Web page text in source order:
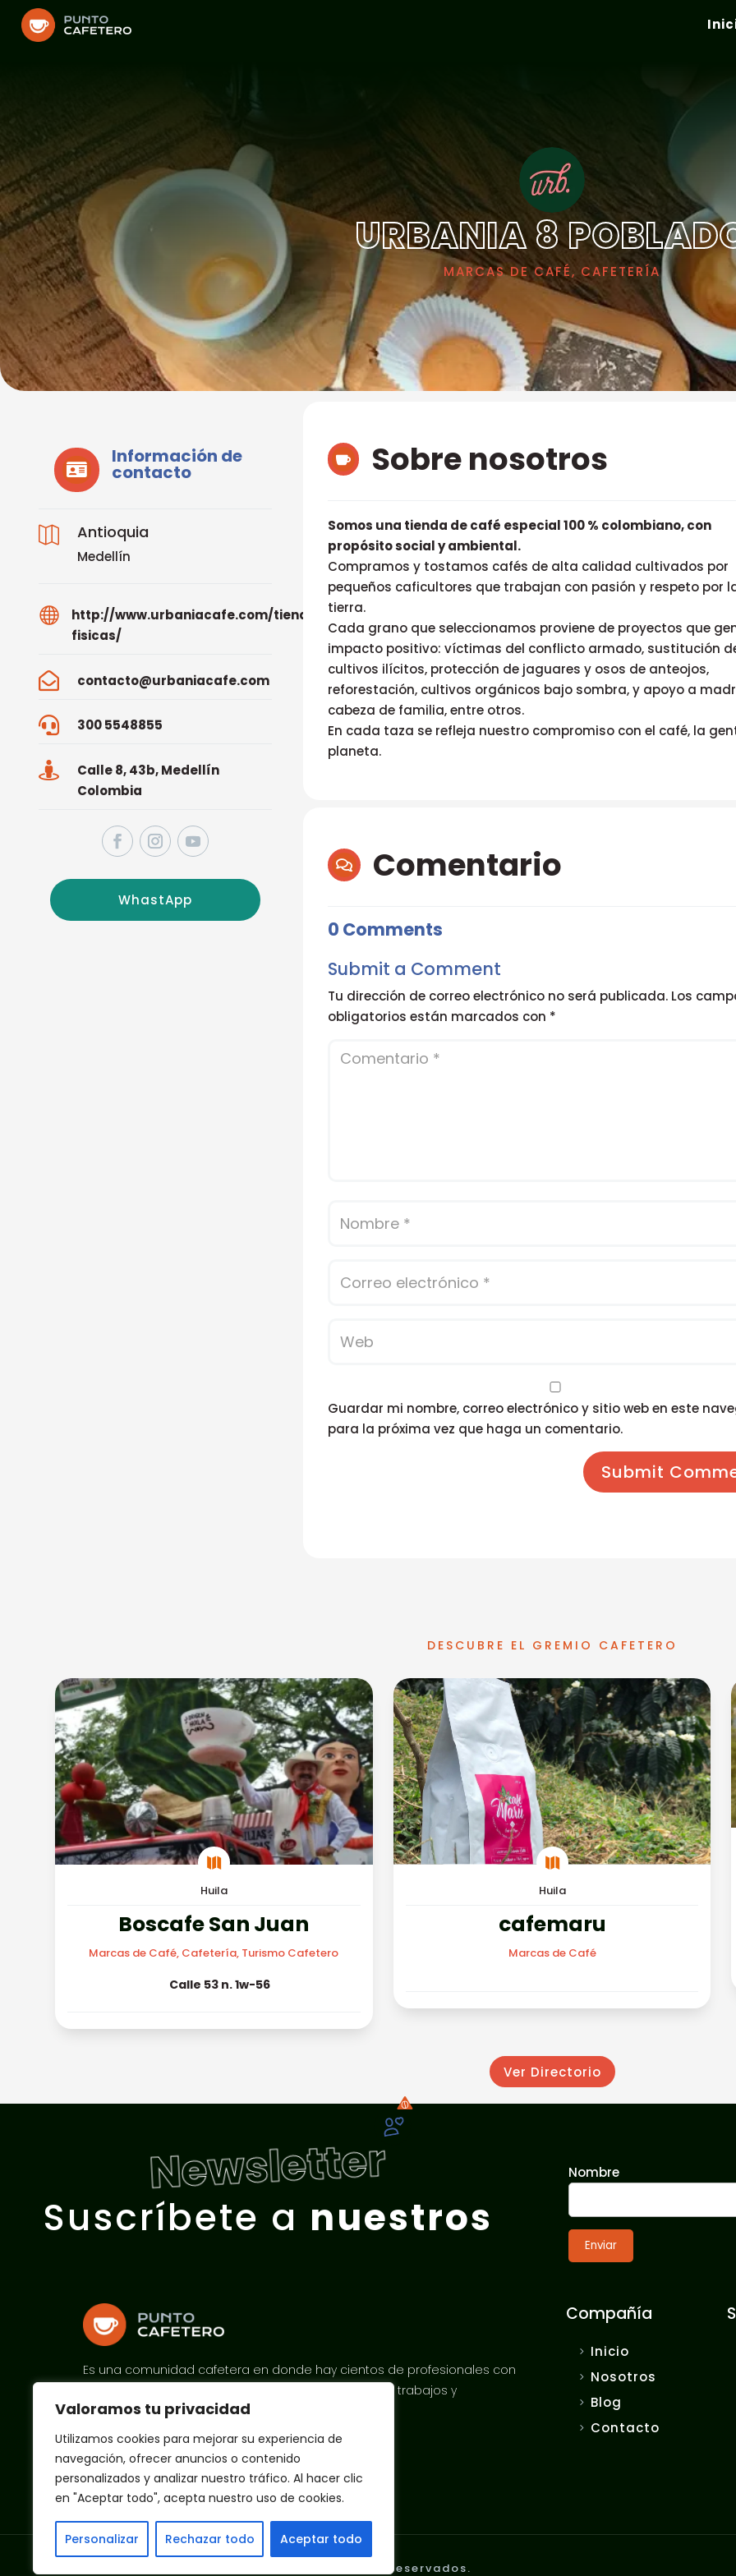
Valoramos tu privacidad
Utilizamos cookies para mejorar su experiencia de
navegación, ofrecer anuncios o contenido
personalizados y analizar nuestro tráfico. Al hacer clic
en "Aceptar todo", acepta nuestro uso de cookies.
Personalizar Rechazar todo Aceptar todo
URBANIA 8
MARCAS DE CAFÉ, CAFETERÍA

Información de
contacto
 Antioquia
Medellín

http://www.urbaniacafe.com/tiendas-
fisicas/
 contacto@urbaniacafe.com
 300 5548855

Calle 8, 43b, Medellín
Colombia
WhastApp
 Sobre nosotros
Somos una tienda de café especial 100 % colombiano, con
propósito social y ambiental.
Compramos y tostamos cafés de alta calidad cultivados por
pequeños caficultores que trabajan con pasión y respeto por
tierra.
Cada grano que seleccionamos proviene de proyectos que
impacto positivo: víctimas del conflicto armado, sustitución
cultivos ilícitos, protección de jaguares y osos de anteojos,
reforestación, cultivos orgánicos bajo sombra, y apoyo a
cabeza de familia, entre otros.
En cada taza se refleja nuestro compromiso con el café, la
planeta.
 Comentario
0 Comments
Submit a Comment
Tu dirección de correo electrónico no será publicada. Los
obligatorios están marcados con *
Guardar mi nombre, correo electrónico y sitio web en este
para la próxima vez que haga un comentario.
Submit
DESCUBRE EL GREMIO CAFETERO

Huila
Boscafe San Juan
Marcas de Café, Cafetería, Turismo Cafetero
Calle 53 n. 1w-56

Huila
cafemaru
Marcas de Café
Ver Directorio
Newsletter
Suscríbete a nuestros
Nombre
Es una comunidad cafetera en donde hay cientos de profesionales con
diferentes perfiles que interactúan y comparten sus trabajos y
conocimientos.
Compañía
Inicio
Nosotros
Blog
Contacto
Punto Cafetero © 2021. Todos los derechos reservados.